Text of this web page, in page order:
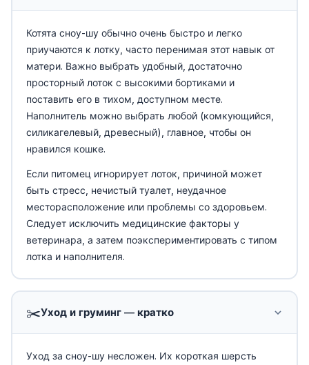
Котята сноу-шу обычно очень быстро и легко
приучаются к лотку, часто перенимая этот навык от
матери. Важно выбрать удобный, достаточно
просторный лоток с высокими бортиками и
поставить его в тихом, доступном месте.
Наполнитель можно выбрать любой (комкующийся,
силикагелевый, древесный), главное, чтобы он
нравился кошке.
Если питомец игнорирует лоток, причиной может
быть стресс, нечистый туалет, неудачное
месторасположение или проблемы со здоровьем.
Следует исключить медицинские факторы у
ветеринара, а затем поэкспериментировать с типом
лотка и наполнителя.
✂️Уход и груминг — кратко
Уход за сноу-шу несложен. Их короткая шерсть